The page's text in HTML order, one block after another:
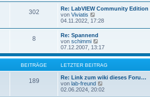
t
r
B
e
i
t
r
a
g
s
t
e
r
i
t
r
a
g
302
Re: LabVIEW Community Edition
von Viviatis
e
e
s
t
e
r
B
e
t
r
a
04.11.2022, 17:28
8
Re: Spannend
von schimmi
e
u
e
s
t
e
r
B
07.12.2007, 13:17
BEITRÄGE LETZTER BEITRAG
189
Re: Link zum wiki dieses Foru…
von lab-freund
e
02.06.2024, 20:02